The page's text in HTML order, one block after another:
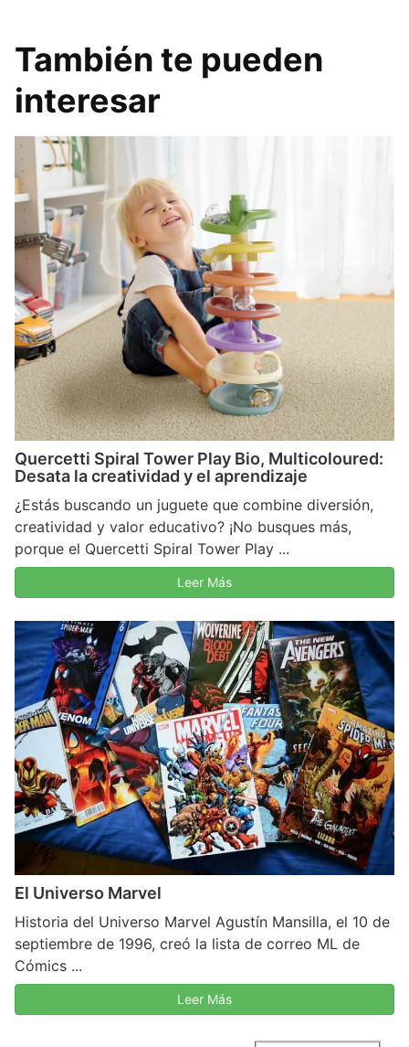
También te pueden
interesar
Quercetti Spiral Tower Play Bio, Multicoloured:
Desata la creatividad y el aprendizaje
¿Estás buscando un juguete que combine diversión,
creatividad y valor educativo? ¡No busques más,
porque el Quercetti Spiral Tower Play ...
Leer Más
El Universo Marvel
Historia del Universo Marvel Agustín Mansilla, el 10 de
septiembre de 1996, creó la lista de correo ML de
Cómics ...
Leer Más